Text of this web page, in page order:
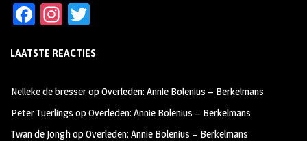
Fa
b
oo
k
In
ag
m
tt
LAATSTE REACTIES
Nelleke de bresseropOverleden: Annie Bolenius – Berkelmans
Peter Tuerlings opOverleden: Annie Bolenius – Berkelmans
Twan de JonghopOverleden: Annie Bolenius – Berkelmans